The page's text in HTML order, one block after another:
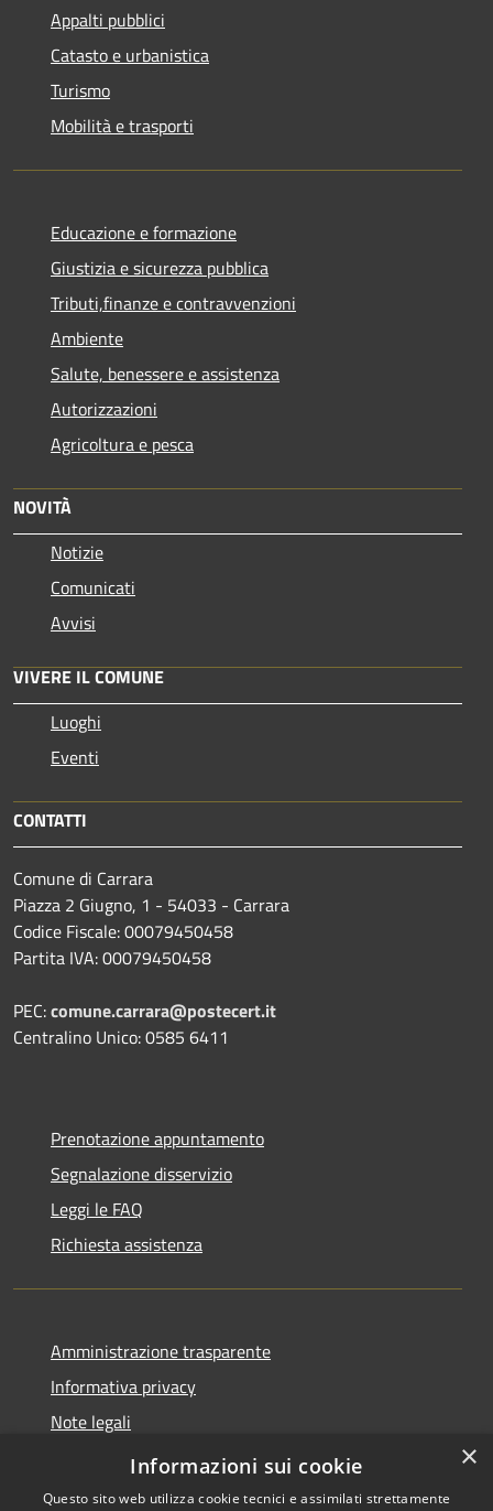
Appalti pubblici
Catasto e urbanistica
Turismo
Mobilità e trasporti
Educazione e formazione
Giustizia e sicurezza pubblica
Tributi,finanze e contravvenzioni
Ambiente
Salute, benessere e assistenza
Autorizzazioni
Agricoltura e pesca
NOVITÀ
Notizie
Comunicati
Avvisi
VIVERE IL COMUNE
Luoghi
Eventi
CONTATTI
Comune di Carrara
Piazza 2 Giugno, 1 - 54033 - Carrara
Codice Fiscale: 00079450458
Partita IVA: 00079450458
PEC:comune.carrara@postecert.it
Centralino Unico: 0585 6411
Prenotazione appuntamento
Segnalazione disservizio
Leggi le FAQ
Richiesta assistenza
Amministrazione trasparente
Informativa privacy
Note legali
Dichiarazione di accessibilità
×
Informazioni sui cookie
Questo sito web utilizza cookie tecnici e assimilati strettamente